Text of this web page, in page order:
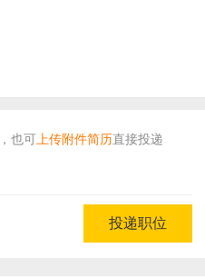
， 也可上传附件简历直接投递